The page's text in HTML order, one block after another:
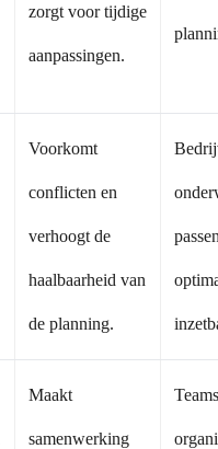
zorgt voor tijdige
aanpassingen.
Voorkomt
conflicten en
verhoogt de
haalbaarheid van
de planning.
Maakt
samenwerking